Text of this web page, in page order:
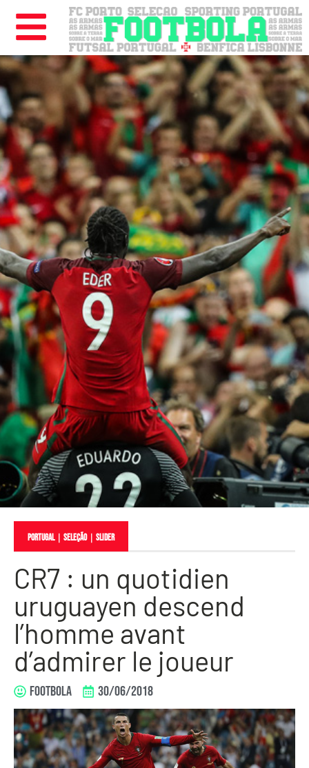
Portugal｜ Seleção｜ slider
CR7 : un quotidien
uruguayen descend
l’homme avant
d’admirer le joueur
FOOTBOLA 30/06/2018